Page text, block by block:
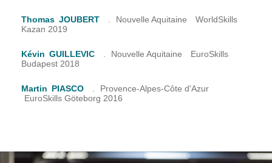
Thomas JOUBERT Nouvelle Aquitaine
WorldSkills
Kazan 2019
Kévin GUILLEVIC Nouvelle Aquitaine
EuroSkills
Budapest 2018
Martin PIASCO
Provence-Alpes-Côte d'Azur
EuroSkills Göteborg 2016